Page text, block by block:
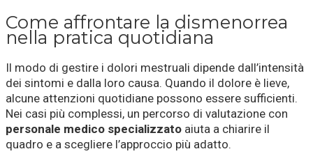
Come affrontare la dismenorrea
nella pratica quotidiana
Il modo di gestire i dolori mestruali dipende dall’intensità
dei sintomi e dalla loro causa. Quando il dolore è lieve,
alcune attenzioni quotidiane possono essere sufficienti.
Nei casi più complessi, un percorso di valutazione con
personale medico specializzato aiuta a chiarire il
quadro e a scegliere l’approccio più adatto.